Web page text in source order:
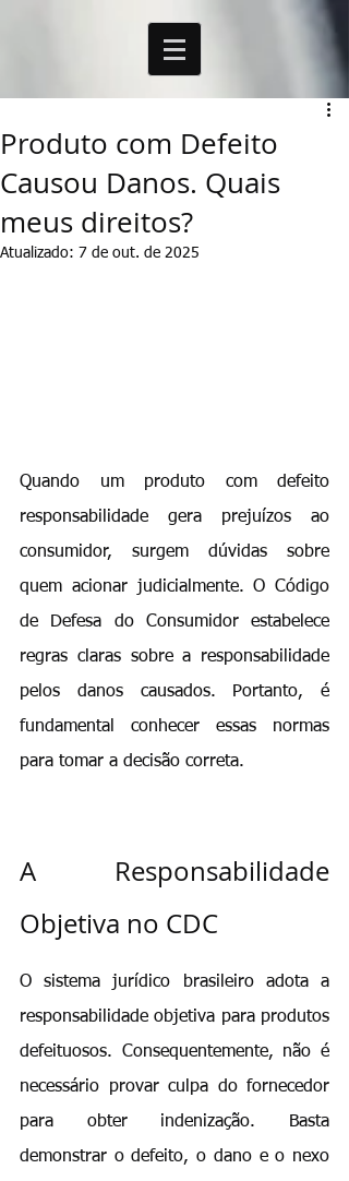
Produto com Defeito
Causou Danos. Quais
meus direitos?
Atualizado: 7 de out. de 2025
Quando um produto com defeito
responsabilidade gera prejuízos ao
consumidor, surgem dúvidas sobre
quem acionar judicialmente. O Código
de Defesa do Consumidor estabelece
regras claras sobre a responsabilidade
pelos danos causados. Portanto, é
fundamental conhecer essas normas
para tomar a decisão correta.
A Responsabilidade
Objetiva no CDC
O sistema jurídico brasileiro adota a
responsabilidade objetiva para produtos
defeituosos. Consequentemente, não é
necessário provar culpa do fornecedor
para obter indenização. Basta
demonstrar o defeito, o dano e o nexo